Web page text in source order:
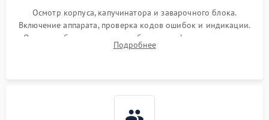
Осмотр корпуса, капучинатора и заварочного блока.
Включение аппарата, проверка кодов ошибок и индикации.
Оценка работы помпы, термоблока и кофемолки на слух.
Измерение температуры и давления воды для выявления
Подробнее